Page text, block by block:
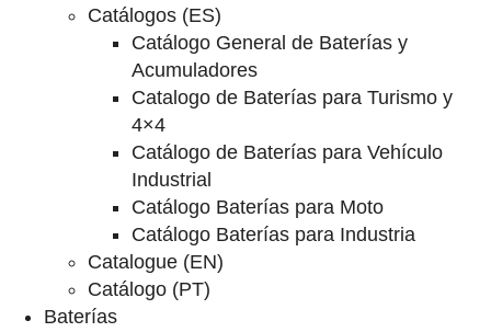
Catálogos (ES)
Catálogo General de Baterías y
Acumuladores
Catalogo de Baterías para Turismo y
4×4
Catálogo de Baterías para Vehículo
Industrial
Catálogo Baterías para Moto
Catálogo Baterías para Industria
Catalogue (EN)
Catálogo (PT)
Baterías